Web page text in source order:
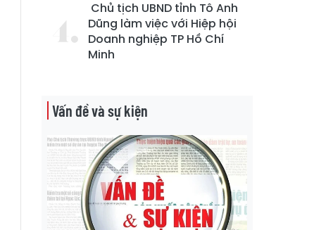
Chủ tịch UBND tỉnh Tô Anh
Dũng làm việc với Hiệp hội
Doanh nghiệp TP Hồ Chí
Minh
Vấn đề và sự kiện